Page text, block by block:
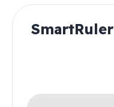
معلومات مهمة عن SmartRuler